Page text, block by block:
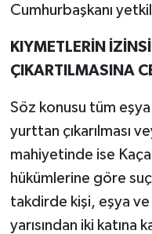
Cumhurbaşkanı
KIYMETLERİN
ÇIKARTILMASINA
Söz konusu tüm
yurttan çıkarılması
mahiyetinde ise
hükümlerine göre
takdirde kişi, eşya
yarısından iki katına